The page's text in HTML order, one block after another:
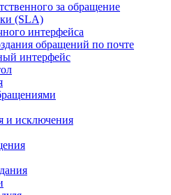
за обращение
(SLA)
интерфейса
обращений по почте
интерфейс
и исключения